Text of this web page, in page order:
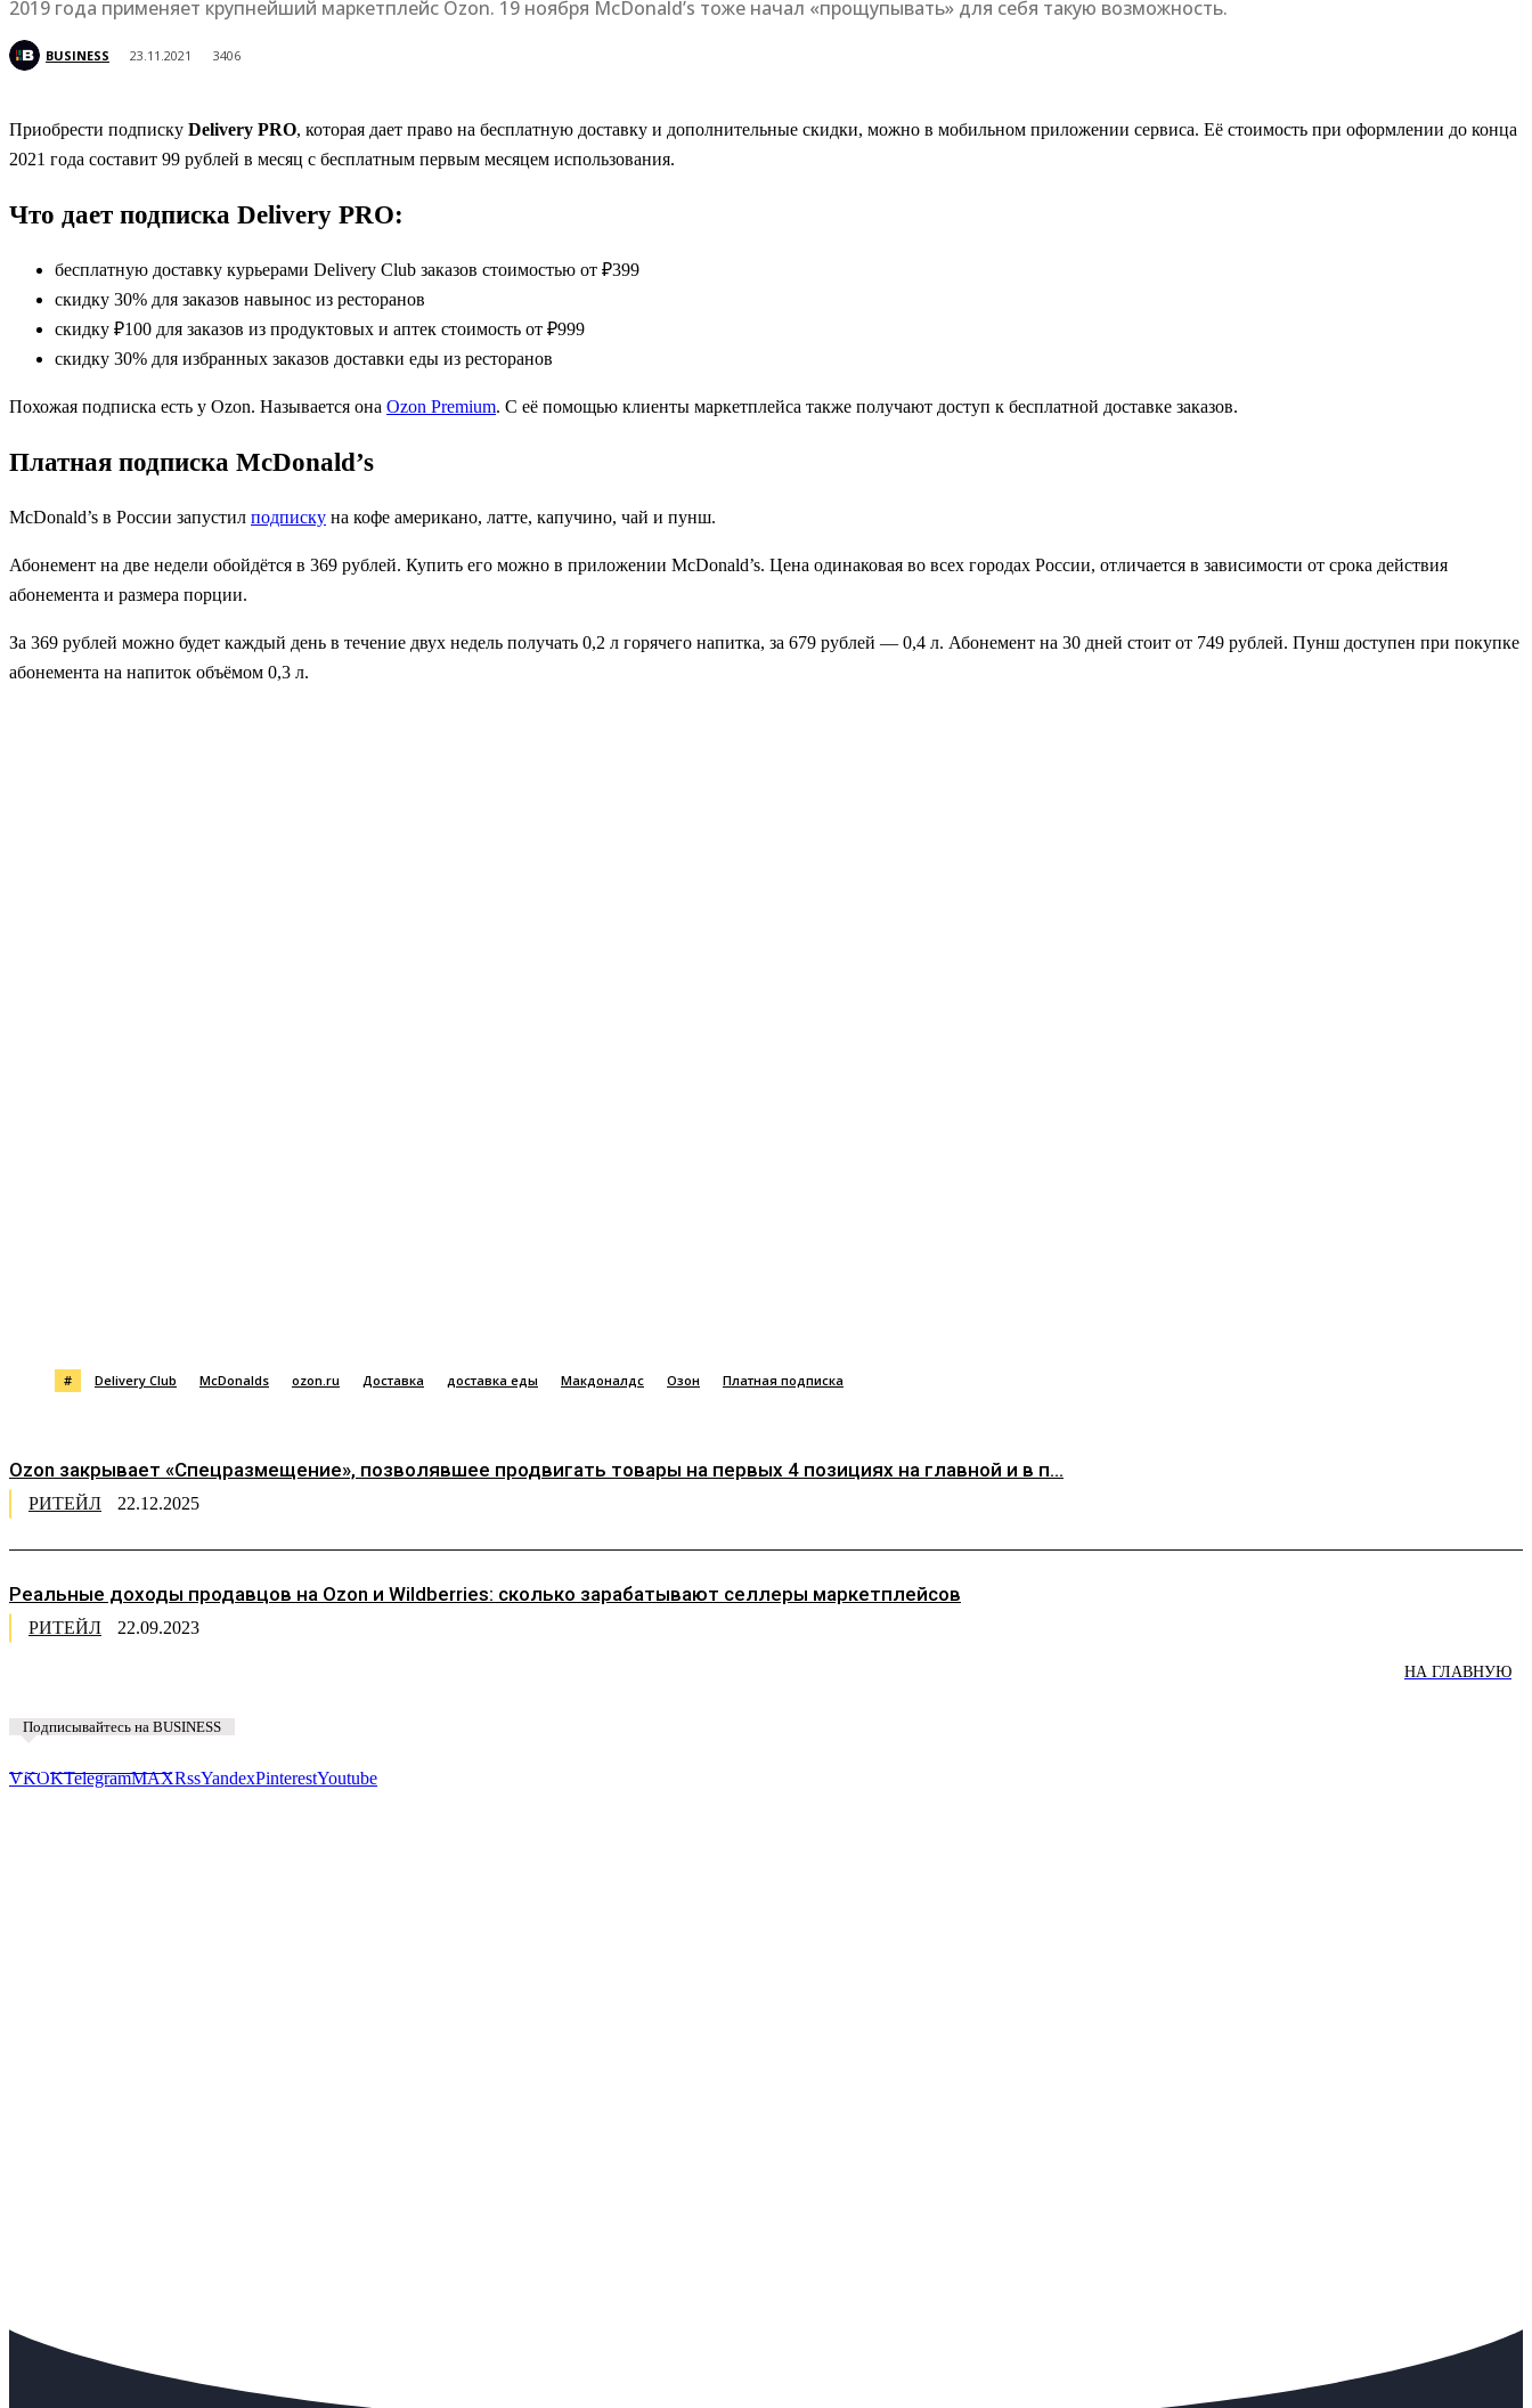
2019 года применяет крупнейший маркетплейс Ozon. 19 ноября McDonald’s тоже начал «прощупывать» для себя такую возможность.
BUSINESS 23.11.2021 3406
Приобрести подписку Delivery PRO, которая дает право на бесплатную доставку и дополнительные скидки, можно в мобильном приложении сервиса. Её стоимость при оформлении до конца
2021 года составит 99 рублей в месяц с бесплатным первым месяцем использования.
Что дает подписка Delivery PRO:
бесплатную доставку курьерами Delivery Club заказов стоимостью от ₽399
скидку 30% для заказов навынос из ресторанов
скидку ₽100 для заказов из продуктовых и аптек стоимость от ₽999
скидку 30% для избранных заказов доставки еды из ресторанов
Похожая подписка есть у Ozon. Называется она Ozon Premium. С её помощью клиенты маркетплейса также получают доступ к бесплатной доставке заказов.
Платная подписка McDonald’s
McDonald’s в России запустил подписку на кофе американо, латте, капучино, чай и пунш.
Абонемент на две недели обойдётся в 369 рублей. Купить его можно в приложении McDonald’s. Цена одинаковая во всех городах России, отличается в зависимости от срока действия
абонемента и размера порции.
За 369 рублей можно будет каждый день в течение двух недель получать 0,2 л горячего напитка, за 679 рублей — 0,4 л. Абонемент на 30 дней стоит от 749 рублей. Пунш доступен при покупке
абонемента на напиток объёмом 0,3 л.
# Delivery Club McDonalds ozon.ru Доставка доставка еды Макдоналдс Озон Платная подписка
Ozon закрывает «Спецразмещение», позволявшее продвигать товары на первых 4 позициях на главной и в п...
РИТЕЙЛ 22.12.2025
Реальные доходы продавцов на Ozon и Wildberries: сколько зарабатывают селлеры маркетплейсов
РИТЕЙЛ 22.09.2023
НА ГЛАВНУЮ
Подписывайтесь на BUSINESS
VKOKTelegramMAXRssYandexPinterestYoutube